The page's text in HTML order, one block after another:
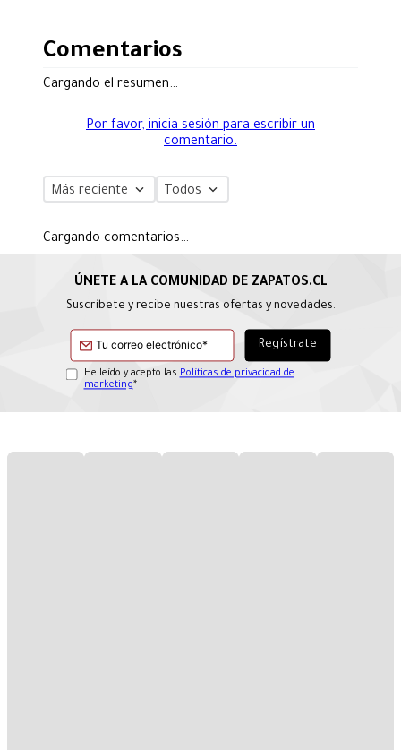
Comentarios
Cargando el resumen…
Por favor, inicia sesión para escribir un
comentario.
Más reciente Todos
Cargando comentarios…
Suscríbete y recibe nuestras ofertas y novedades.
He leído y acepto las Políticas de privacidad de
marketing*